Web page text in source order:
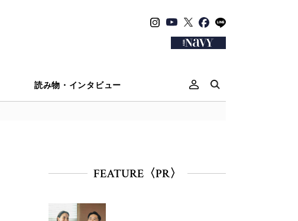
読み物・インタビュー
FEATURE〈PR〉